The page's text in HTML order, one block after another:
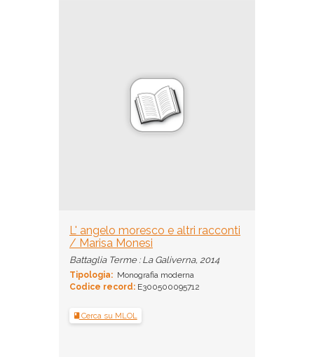
L' angelo moresco e altri racconti
/ Marisa Monesi
Battaglia Terme : La Galiverna, 2014
Tipologia: Monografia moderna
Codice record: E300500095712
Cerca su MLOL